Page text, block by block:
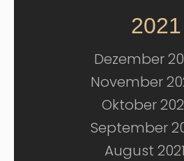
2021
Dezember
November
Oktober
September
August